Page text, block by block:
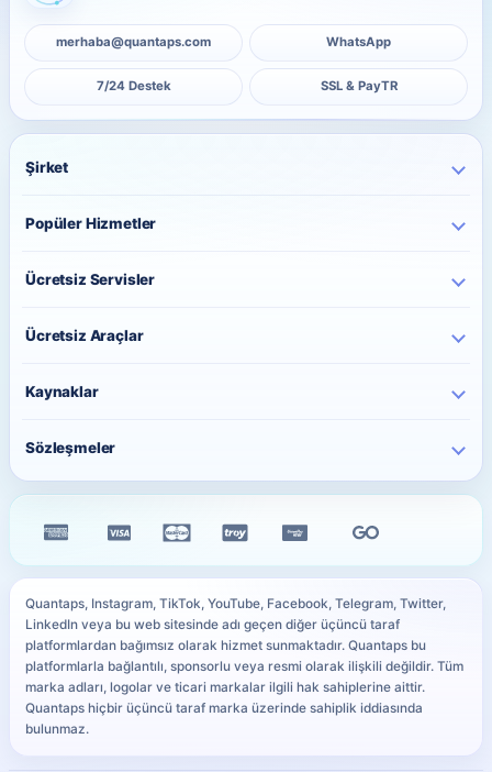
merhaba@quantaps.com WhatsApp
7/24 Destek SSL & PayTR
Şirket
Hakkımızda
Fiyatlar
Sipariş Takip
Popüler Hizmetler
YouTube Hizmetleri
Twitter Hizmetleri
Kick Hizmetleri
WhatsApp Hizmetleri
Tüm Hizmetler
Ücretsiz Servisler
Ücretsiz Instagram Beğeni
Ücretsiz Instagram İzlenme
Ücretsiz TikTok Beğeni
Ücretsiz TikTok İzlenme
Tüm Ücretsiz Servisler
Ücretsiz Araçlar
QR Kod Oluşturucu
Resim Boyutu Küçültme
WhatsApp Link Oluşturucu
Tüm Ücretsiz Araçlar
Kaynaklar
Sıkça Sorulan Sorular
Siteyi iPhone Ana Ekrana Ekle
PayTR Ödeme Rehberi
Ödeme Yöntemleri
Kullanıcı Site Haritası
Sosyal Medya Sözlüğü
Sözleşmeler
Gizlilik Sözleşmesi
KVKK Aydınlatma Metni
SLA
Quantaps, Instagram, TikTok, YouTube, Facebook, Telegram, Twitter,
LinkedIn veya bu web sitesinde adı geçen diğer üçüncü taraf
platformlardan bağımsız olarak hizmet sunmaktadır. Quantaps bu
platformlarla bağlantılı, sponsorlu veya resmi olarak ilişkili değildir. Tüm
marka adları, logolar ve ticari markalar ilgili hak sahiplerine aittir.
Quantaps hiçbir üçüncü taraf marka üzerinde sahiplik iddiasında
bulunmaz.